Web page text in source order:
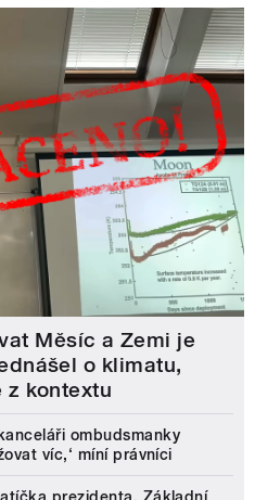
Měsíc a Zemi je
o klimatu,
kontextu
ombudsmanky
víc,‘ míní právníci